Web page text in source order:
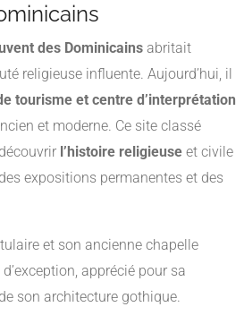
des Dominicains abritait
religieuse influente. Aujourd’hui, il
tourisme et centre d’interprétation
et moderne. Ce site classé
l’histoire religieuse et civile
expositions permanentes et des
et son ancienne chapelle
apprécié pour sa
son architecture gothique.